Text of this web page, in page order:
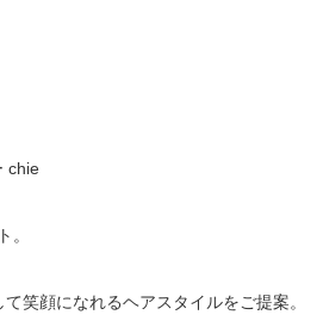
chie
。
笑顔になれるヘアスタイルをご提案。